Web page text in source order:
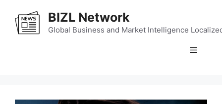
content
BIZL Network
Global Business and Market Intelligence
Menu